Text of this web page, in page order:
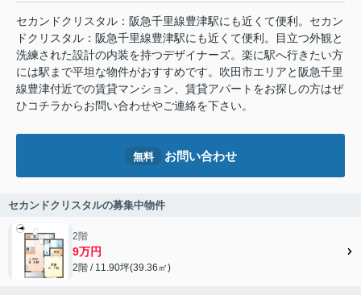
セカンドクリスタル：阪急千里線豊津駅にも近くて便利。セカン
ドクリスタル：阪急千里線豊津駅にも近くて便利。目立つ外観と
洗練された設計の内装を持つデザイナーズ。楽に駅へ行きたい方
には駅まで平坦な物件がおすすめです。吹田市エリアと阪急千里
線豊津付近での賃貸マンション、賃貸アパートをお探しの方はぜ
ひコチラからお問い合わせやご連絡を下さい。
無料 お問い合わせ
セカンドクリスタルの募集中物件
2階
9万円
2階 / 11.90坪(39.36㎡)